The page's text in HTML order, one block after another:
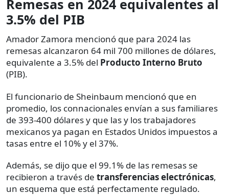
Remesas en 2024 equivalentes al
3.5% del PIB
Amador Zamora mencionó que para 2024 las
remesas alcanzaron 64 mil 700 millones de dólares,
equivalente a 3.5% del Producto Interno Bruto
(PIB).
El funcionario de Sheinbaum mencionó que en
promedio, los connacionales envían a sus familiares
de 393-400 dólares y que las y los trabajadores
mexicanos ya pagan en Estados Unidos impuestos a
tasas entre el 10% y el 37%.
Además, se dijo que el 99.1% de las remesas se
recibieron a través de transferencias electrónicas,
un esquema que está perfectamente regulado.